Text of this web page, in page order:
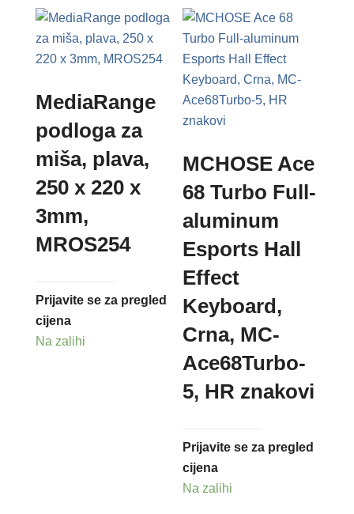
MediaRange
podloga za
miša, plava,
250 x 220 x
3mm,
MROS254
Prijavite se za pregled
cijena
Na zalihi
MCHOSE Ace
68 Turbo Full-
aluminum
Esports Hall
Effect
Keyboard,
Crna, MC-
Ace68Turbo-
5, HR znakovi
Prijavite se za pregled
cijena
Na zalihi